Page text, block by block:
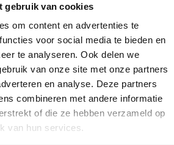
gebruik van cookies
om content en advertenties te
voor social media te bieden en
te analyseren. Ook delen we
van onze site met onze partners
en analyse. Deze partners
combineren met andere informatie
of die ze hebben verzameld op
van hun services.